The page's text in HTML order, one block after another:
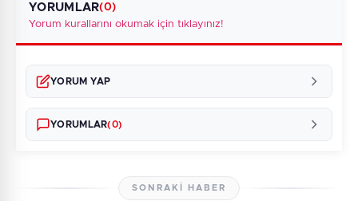
YORUMLAR(0)
Yorum kurallarını okumak için tıklayınız!
YORUM YAP
YORUMLAR(0)
SONRAKI HABER